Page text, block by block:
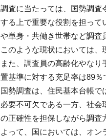
調査に当たっては、国勢調査
する上で重要な役割を担って
や単身・共働き世帯など調査
このような現状においては、
また、調査員の高齢化やな
置基準に対する充足率は89％
国勢調査は、住民基本台帳
必要不可欠である一方、社
の正確性を担保しながら調査
よって、国においては、オ